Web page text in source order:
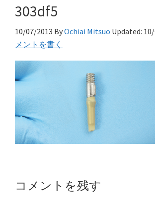
303df5
10/07/2013 ByOchiai Mitsuo Updated:
メントを書く
Reader
コメントを残す